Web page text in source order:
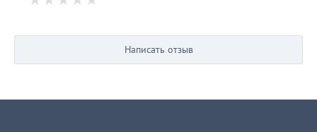
Написать отзыв